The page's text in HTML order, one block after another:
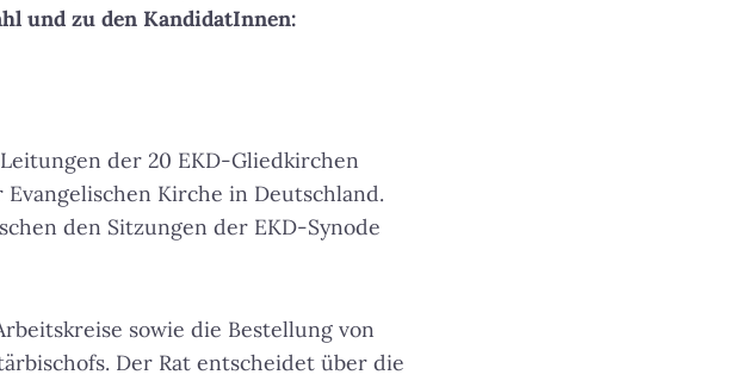
und zu den KandidatInnen:
der 20 EKD-Gliedkirchen
Kirche in Deutschland.
den Sitzungen der EKD-Synode
sowie die Bestellung von
Der Rat entscheidet über die